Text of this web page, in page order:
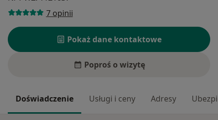
7 opinii
Pokaż dane kontaktowe
Poproś o wizytę
Doświadczenie Usługi i ceny Adresy